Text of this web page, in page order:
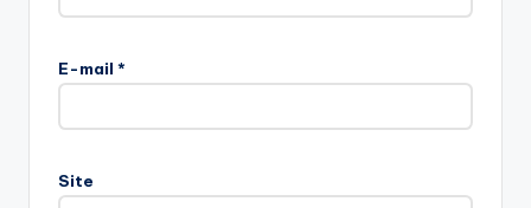
E-mail *
Site